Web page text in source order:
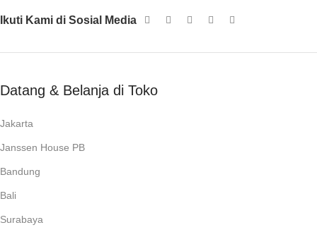
Ikuti Kami di Sosial Media
Datang & Belanja di Toko
Jakarta
Janssen House PB
Bandung
Bali
Surabaya